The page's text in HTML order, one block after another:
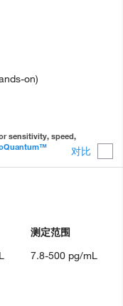
对比
on)
sensitivity, speed,
测定范围
7.8-500 pg/mL